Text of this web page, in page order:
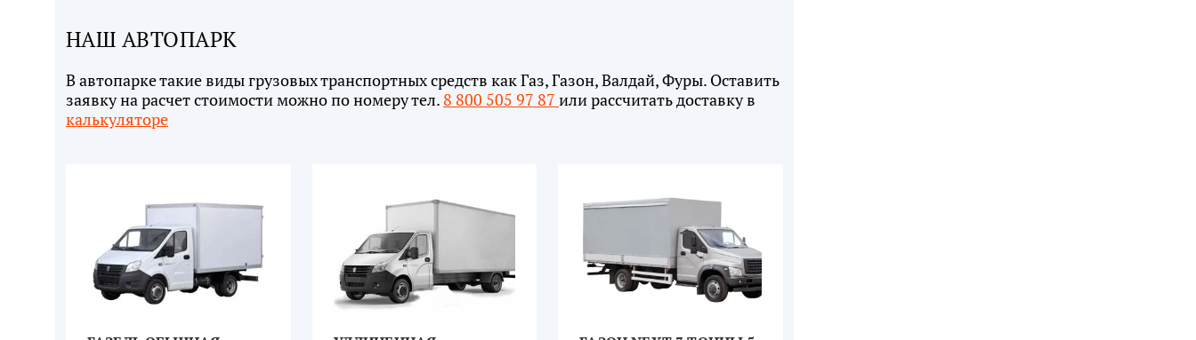
НАШ АВТОПАРК
В автопарке такие виды грузовых транспортных средств как Газ, Газон, Валдай, Фуры. Оставить
заявку на расчет стоимости можно по номеру тел. 8 800 505 97 87 или рассчитать доставку в
калькуляторе